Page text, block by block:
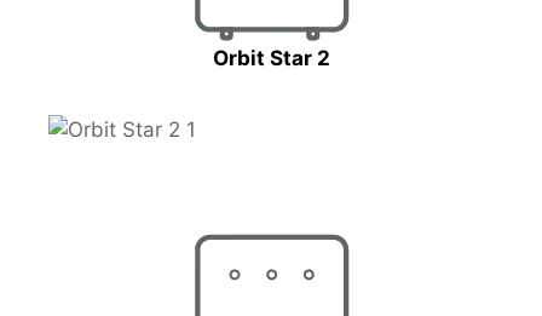
Orbit Star 2